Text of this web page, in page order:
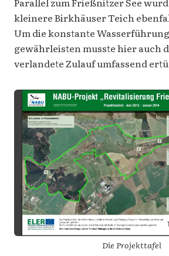
kleinere Birkhäuser Teich
Um die konstante
gewährleisten musste hier auch
verlandete Zulauf umfassend
Die Projekttafel